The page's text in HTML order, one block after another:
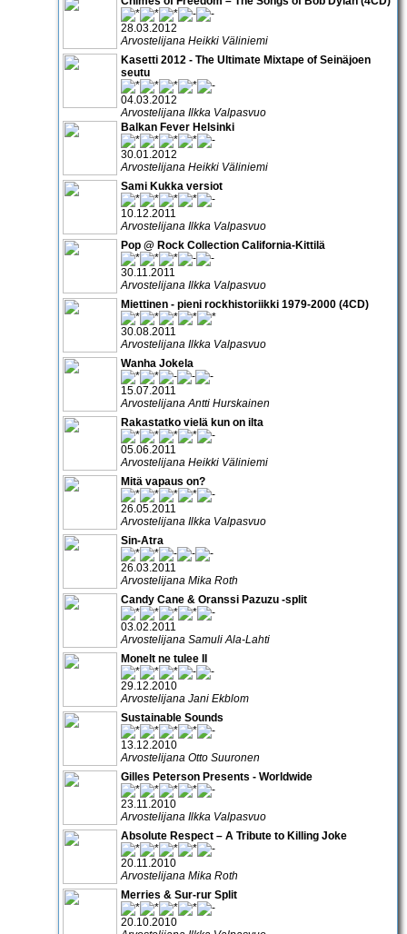
28.03.2012
Arvostelijana Heikki Väliniemi
Kasetti 2012 - The Ultimate Mixtape of Seinäjoen
seutu
04.03.2012
Arvostelijana Ilkka Valpasvuo
Balkan Fever Helsinki
30.01.2012
Arvostelijana Heikki Väliniemi
Sami Kukka versiot
10.12.2011
Arvostelijana Ilkka Valpasvuo
Pop @ Rock Collection California-Kittilä
30.11.2011
Arvostelijana Ilkka Valpasvuo
Miettinen - pieni rockhistoriikki 1979-2000 (4CD)
30.08.2011
Arvostelijana Ilkka Valpasvuo
Wanha Jokela
15.07.2011
Arvostelijana Antti Hurskainen
Rakastatko vielä kun on ilta
05.06.2011
Arvostelijana Heikki Väliniemi
Mitä vapaus on?
26.05.2011
Arvostelijana Ilkka Valpasvuo
Sin-Atra
26.03.2011
Arvostelijana Mika Roth
Candy Cane & Oranssi Pazuzu -split
03.02.2011
Arvostelijana Samuli Ala-Lahti
Monelt ne tulee II
29.12.2010
Arvostelijana Jani Ekblom
Sustainable Sounds
13.12.2010
Arvostelijana Otto Suuronen
Gilles Peterson Presents - Worldwide
23.11.2010
Arvostelijana Ilkka Valpasvuo
Absolute Respect – A Tribute to Killing Joke
20.11.2010
Arvostelijana Mika Roth
Merries & Sur-rur Split
20.10.2010